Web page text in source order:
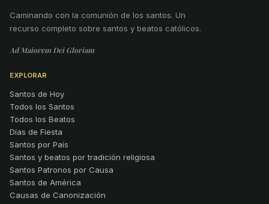
Caminando con la comunión de los santos. Un
recurso completo sobre santos y beatos católicos.
Ad Maiorem Dei Gloriam
EXPLORAR
Santos de Hoy
Todos los Santos
Todos los Beatos
Días de Fiesta
Santos por País
Santos y beatos por tradición religiosa
Santos Patronos por Causa
Santos de América
Causas de Canonización